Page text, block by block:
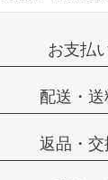
お支払
配送・送
返品・交